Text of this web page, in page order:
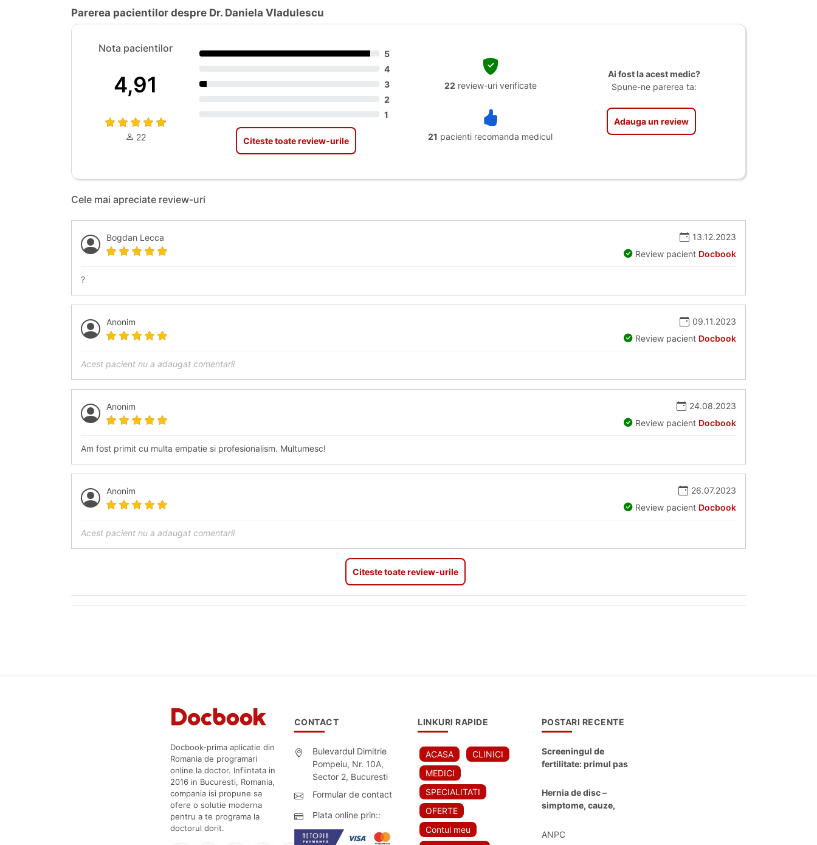
Parerea pacientilor despre Dr. Daniela Vladulescu
Nota pacientilor
4,91
22
5
4
3
2
1
Citeste toate review-urile
22 review-uri verificate
21 pacienti recomanda medicul
Ai fost la acest medic?
Spune-ne parerea ta:
Adauga un review
Cele mai apreciate review-uri
Bogdan Lecca
13.12.2023
Review pacient Docbook
?
Anonim
09.11.2023
Review pacient Docbook
Acest pacient nu a adaugat comentarii
Anonim
24.08.2023
Review pacient Docbook
Am fost primit cu multa empatie si profesionalism. Multumesc!
Anonim
26.07.2023
Review pacient Docbook
Acest pacient nu a adaugat comentarii
Citeste toate review-urile
Docbook-prima aplicatie din
Romania de programari
online la doctor. Infiintata in
2016 in Bucuresti, Romania,
compania isi propune sa
ofere o solutie moderna
pentru a te programa la
doctorul dorit.
CONTACT
Bulevardul Dimitrie
Pompeiu, Nr. 10A,
Sector 2, Bucuresti
Formular de contact
Plata online prin::
LINKURI RAPIDE
ACASA
CLINICI
MEDICI
SPECIALITATI
OFERTE
Contul meu
POSTARI RECENTE
Screeningul de
fertilitate: primul pas
Hernia de disc –
simptome, cauze,
moderne de
ANPC